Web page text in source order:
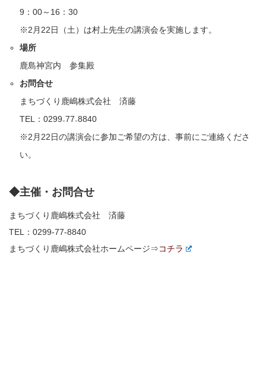
9：00～16：30
※2月22日（土）は村上先生の講演会を実施します。
場所
鹿島神宮内 参集殿
お問合せ
まちづくり鹿嶋株式会社 済藤
TEL：0299₋77₋8840
※2月22日の講演会に参加ご希望の方は、事前にご連絡くださ
い。
◆主催・お問合せ
まちづくり鹿嶋株式会社 済藤
TEL：0299-77-8840
まちづくり鹿嶋株式会社ホームページ⇒コチラ